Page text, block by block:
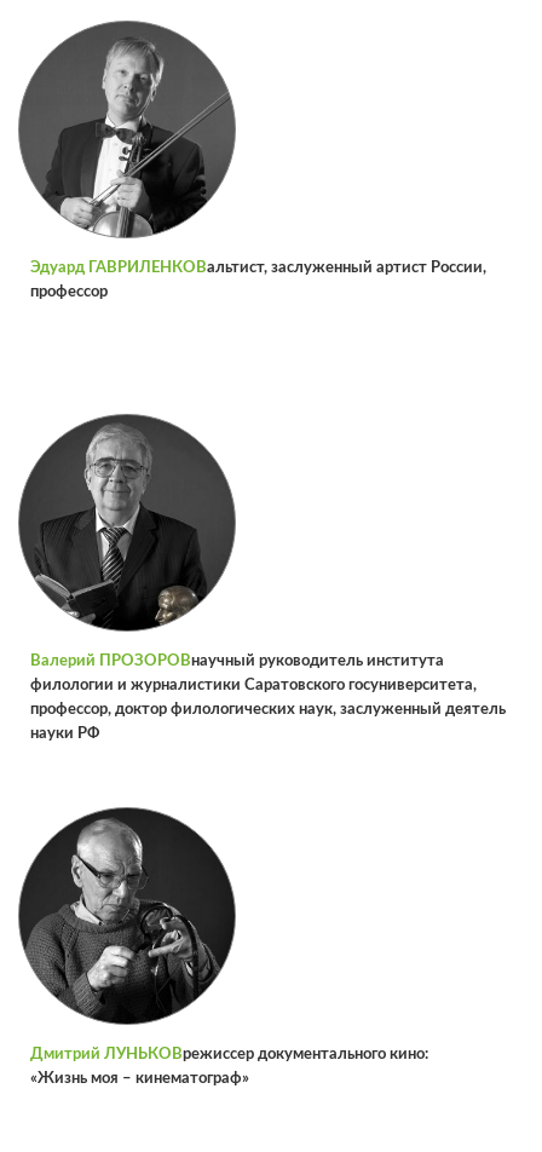
Эдуард ГАВРИЛЕНКОВальтист, заслуженный артист России,
профессор
Валерий ПРОЗОРОВнаучный руководитель института
филологии и журналистики Саратовского гос­университета,
профессор, док­тор филологических наук, заслуженный деятель
науки РФ
Дмитрий ЛУНЬКОВрежиссер документального кино:
«Жизнь моя – кинематограф»